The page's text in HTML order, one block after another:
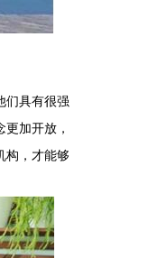
们具有很强
加开放，
构，才能够